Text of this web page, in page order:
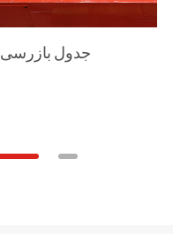
کابین برقی